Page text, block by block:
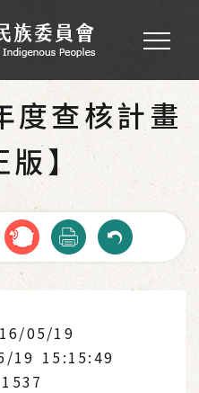
- 資源分享 公共建設
度查核計畫
版】
05/19
19 15:15:49